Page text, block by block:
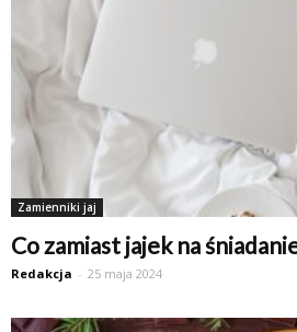
Zamienniki jaj
Co zamiast jajek na
Redakcja - 25 maja 2024